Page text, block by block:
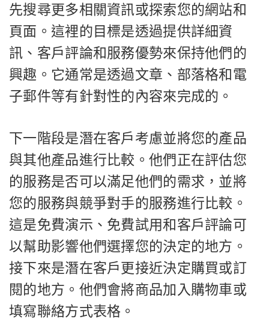
先搜尋更多相關資訊或探索您的網站和
頁面。這裡的目標是透過提供詳細資
訊、客戶評論和服務優勢來保持他們的
興趣。它通常是透過文章、部落格和電
子郵件等有針對性的內容來完成的。
下一階段是潛在客戶考慮並將您的產品
與其他產品進行比較。他們正在評估您
的服務是否可以滿足他們的需求，並將
您的服務與競爭對手的服務進行比較。
這是免費演示、免費試用和客戶評論可
以幫助影響他們選擇您的決定的地方。
接下來是潛在客戶更接近決定購買或訂
閱的地方。他們會將商品加入購物車或
填寫聯絡方式表格。